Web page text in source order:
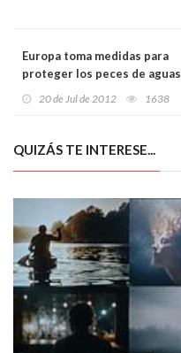
Europa toma medidas para
proteger los peces de aguas
20 de Jul de 2012 1638
QUIZÁS TE INTERESE...